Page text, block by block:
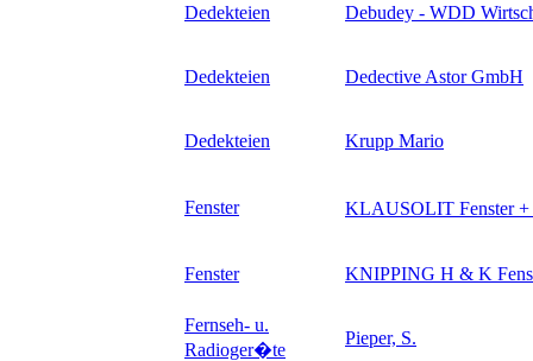
Dedekteien Debudey - WDD
Dedekteien Dedective Astor GmbH
Dedekteien Krupp Mario
Fenster KLAUSOLIT Fenster
Fenster KNIPPING H & K
Fernseh- u.
Radioger�te
Pieper, S.